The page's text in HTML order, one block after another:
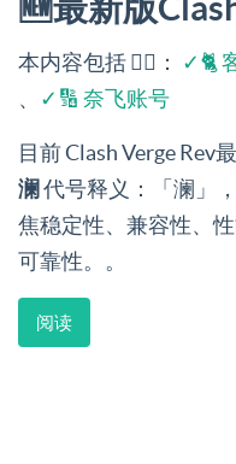
🆕最新版
本内容包括 👉🏻： ✓🐈
、 ✓🔢 奈飞账号
目前 Clash Verge Rev
澜 代号释义：「澜」
焦稳定性、兼容性、
可靠性。。
阅读